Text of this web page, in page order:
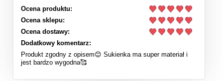
Ocena produktu:
Ocena sklepu:
Ocena dostawy:
Dodatkowy komentarz:
Produkt zgodny z opisem😊 Sukienka ma super materiał i
jest bardzo wygodna🥰